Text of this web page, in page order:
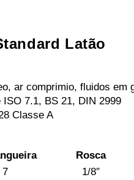
Latão
ar comprimio, fluidos
7.1, BS 21, DIN 2999
Classe A
Rosca
7
1/8″